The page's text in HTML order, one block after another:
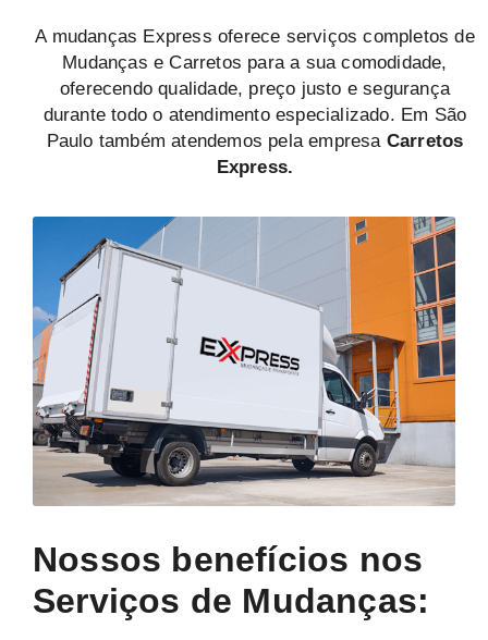
A mudanças Express oferece serviços completos de
Mudanças e Carretos para a sua comodidade,
oferecendo qualidade, preço justo e segurança
durante todo o atendimento especializado. Em São
Paulo também atendemos pela empresa Carretos
Express.
Nossos benefícios nos
Serviços de Mudanças: